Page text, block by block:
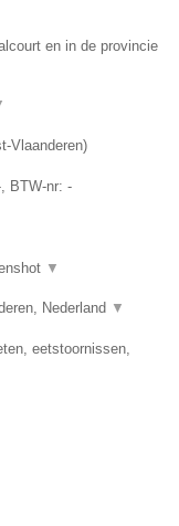
en in de provincie
Vlaanderen)
, BTW-nr: -
▼
Nederland ▼
eetstoornissen,